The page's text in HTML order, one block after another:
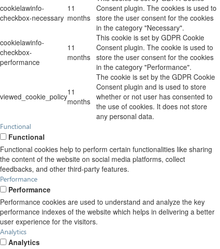
cookielawinfo-
checkbox-necessary
11
months
Consent plugin. The cookies is used to
store the user consent for the cookies
in the category "Necessary".
cookielawinfo-
checkbox-
performance
11
months
This cookie is set by GDPR Cookie
Consent plugin. The cookie is used to
store the user consent for the cookies
in the category "Performance".
viewed_cookie_policy11
months
The cookie is set by the GDPR Cookie
Consent plugin and is used to store
whether or not user has consented to
the use of cookies. It does not store
any personal data.
Functional
Functional
Functional cookies help to perform certain functionalities like sharing
the content of the website on social media platforms, collect
feedbacks, and other third-party features.
Performance
Performance
Performance cookies are used to understand and analyze the key
performance indexes of the website which helps in delivering a better
user experience for the visitors.
Analytics
Analytics